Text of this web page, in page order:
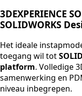
3DEXPERIENCE
SOLIDWORKS
Het ideale
toegang wil tot
platform. Volledige
samenwerking en
niveau inbegrepen.